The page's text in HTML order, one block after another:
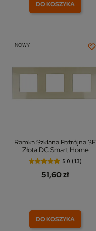
DO KOSZYKA
NOWY
Ramka Szklana Potrójna 3F
Złota DC Smart Home
5.0 (13)
51,60 zł
DO KOSZYKA